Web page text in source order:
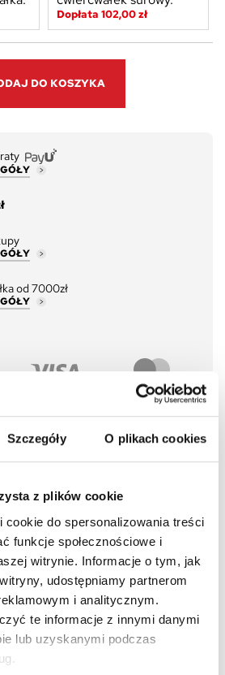
Szczegóły O plikach cookies
z plików cookie
do spersonalizowania treści
funkcje społecznościowe i
witrynie. Informacje o tym, jak
udostępniamy partnerom
i analitycznym.
te informacje z innymi danymi
lub uzyskanymi podczas
Dopłata 102,00 zł
DO KOSZYKA
od 7000zł
produktu
są z litego i klejonego drewna
to sezonowane, klejone, sęczne
deski, podobnie jak ramiaki
sosny.